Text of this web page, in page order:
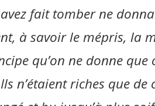
fait tomber ne
à savoir le mépris, la
qu’on ne donne
n’étaient riches que